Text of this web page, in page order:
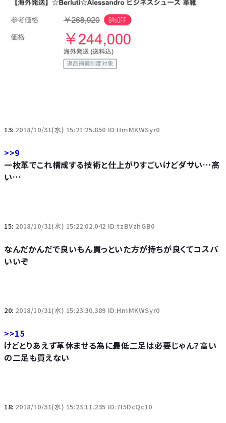
13: 2018/10/31(水) 15:21:25.850 ID:HmMKWSyr0
>>9
一枚革でこれ構成する技術と仕上がりすごいけどダサい…高
い…
15: 2018/10/31(水) 15:22:02.042 ID:tzBVzhGB0
なんだかんだで良いもん買っといた方が持ちが良くてコスパ
いいぞ
20: 2018/10/31(水) 15:23:30.389 ID:HmMKWSyr0
>>15
けどとりあえず革休ませる為に最低二足は必要じゃん？高い
の二足も買えない
18: 2018/10/31(水) 15:23:11.235 ID:7I5DcQc10